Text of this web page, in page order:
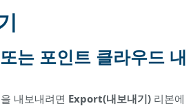
는 포인트 클라우드 내
내보내려면 Export(내보내기)리본에